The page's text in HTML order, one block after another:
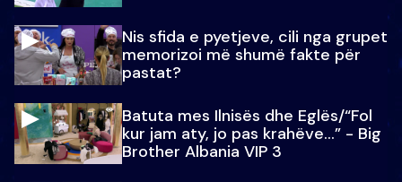
Nis sfida e pyetjeve, cili nga grupet
memorizoi më shumë fakte për
pastat?
Batuta mes Ilnisës dhe Eglës/“Fol
kur jam aty, jo pas krahëve…” - Big
Brother Albania VIP 3